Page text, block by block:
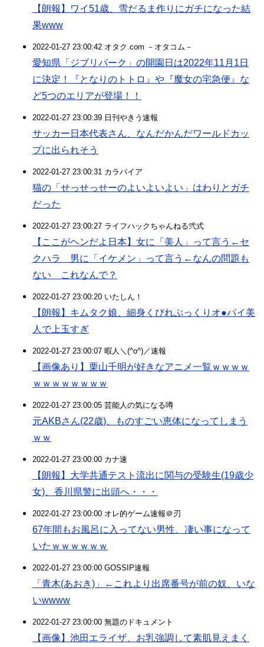
【朗報】ワイ51歳、雪だるま作りにガチになった結
果www
2022-01-27 23:00:42 オタク.com －オタコム－
愛知県「ジブリパーク」の開園日は2022年11月1日
に決定！『となりのトトロ』や『魔女の宅急便』な
ど5つのエリアが登場！！
2022-01-27 23:00:39 日刊やきう速報
サッカー日本代表さん、なんだかんだワールドカッ
プに出られそう
2022-01-27 23:00:31 カラパイア
猫の「せっせっせーのよいよいよい」はわりとガチ
だった
2022-01-27 23:00:27 ライフハックちゃんねる弐式
【ここがヘンだよ日本】女に「美人」って言う←セ
クハラ 男に「イケメン」って言う←なんの問題も
ない これなんで？
2022-01-27 23:00:20 いたしん！
【朗報】キムタク娘、細身くびれぷっくりオ●パイ美
人で上玉すぎ
2022-01-27 23:00:07 暇人＼(^o^)／速報
【画像あり】栗山千明が好きなアニメ一覧ｗｗｗｗ
ｗｗｗｗｗｗｗｗ
2022-01-27 23:00:05 芸能人の気になる噂
元AKBさん(22歳)、ものすごい恵体になってしまう
ｗｗ
2022-01-27 23:00:00 カナ速
【朗報】大学共通テスト流出に関与の受験生(19歳少
女)、香川県警に出頭へ・・・
2022-01-27 23:00:00 オレ的ゲーム速報＠刃
67年間もお風呂に入ってない男性、凄い事になって
いたｗｗｗｗｗｗ
2022-01-27 23:00:00 GOSSIP速報
「青木(あおき)」←これより出席番号が前の奴、いな
いwwww
2022-01-27 23:00:00 無題のドキュメント
【画像】池田エライザ、お乳強調して素肌見えまく